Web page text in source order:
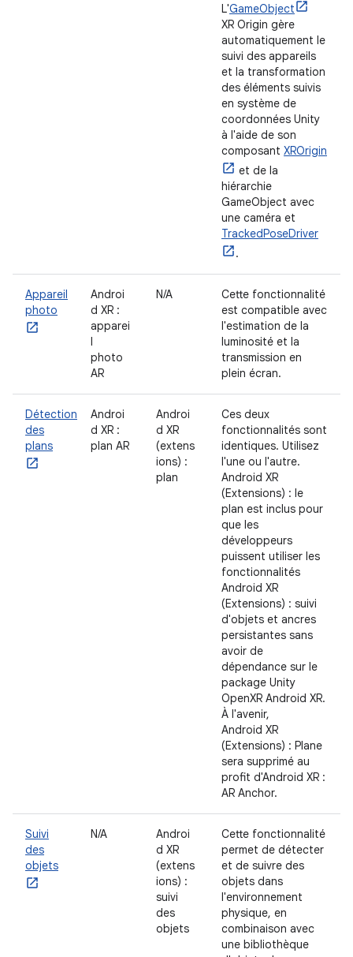
L'GameObject
XR Origin gère
automatiquement le
suivi des appareils
et la transformation
des éléments suivis
en système de
coordonnées Unity
à l'aide de son
composant XROrigin
et de la
hiérarchie
GameObject avec
une caméra et
TrackedPoseDriver
.
Appareil
photo
Androi
d XR :
apparei
l
photo
AR
N/A
Cette fonctionnalité
est compatible avec
l'estimation de la
luminosité et la
transmission en
plein écran.
Détection
des
plans
Androi
d XR :
plan AR
Androi
d XR
(extens
ions) :
plan
Ces deux
fonctionnalités sont
identiques. Utilisez
l'une ou l'autre.
Android XR
(Extensions) : le
plan est inclus pour
que les
développeurs
puissent utiliser les
fonctionnalités
Android XR
(Extensions) : suivi
d'objets et ancres
persistantes sans
avoir de
dépendance sur le
package Unity
OpenXR Android XR.
À l'avenir,
Android XR
(Extensions) : Plane
sera supprimé au
profit d'Android XR :
AR Anchor.
Suivi
des
objets
N/A
Androi
d XR
(extens
ions) :
suivi
des
objets
Cette fonctionnalité
permet de détecter
et de suivre des
objets dans
l'environnement
physique, en
combinaison avec
une bibliothèque